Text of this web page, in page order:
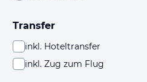
Transfer
inkl. Hoteltransfer
inkl. Zug zum Flug